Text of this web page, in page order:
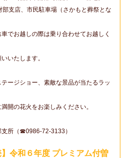
支店、市民駐車場（さかもと葬祭とな
でお越しの際は乗り合わせてお越しく
いたします。
ージショー、素敵な景品が当たるラッ
開の花火をお楽しみください。
所（☎0986-72-3133）
】令和６年度 プレミアム付曽